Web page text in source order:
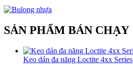
SẢN PHẨM BÁN CHẠY
Keo dán đa năng Loctite 4xx Series